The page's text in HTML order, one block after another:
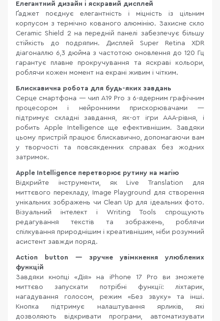
Елегантний дизайн і яскравий дисплей
Ґаджет поєднує елегантність і міцність із цільним
корпусом з термічно кованого алюмінію. Захисне скло
Ceramic Shield 2 на передній панелі забезпечує більшу
стійкість до подряпин. Дисплей Super Retina XDR
діагоналлю 6,3 дюйма з частотою оновлення до 120 Гц
гарантує плавне прокручування та яскраві кольори,
роблячи кожен момент на екрані живим і чітким.
Блискавична робота для будь-яких завдань
Серце смартфона — чип A19 Pro з 6-ядерним графічним
процесором і нейронними прискорювачами —
підтримує складні завдання, як-от ігри AAA-рівня, і
робить Apple Intelligence ще ефективнішим. Завдяки
цьому пристрій працює блискавично, допомагаючи вам
у творчості та повсякденних справах без жодних
затримок.
Apple Intelligence перетворює рутину на магію
Відкрийте інструменти, як Live Translation для
миттєвого перекладу, Image Playground для створення
унікальних зображень чи Clean Up для ідеальних фото.
Візуальний інтелект і Writing Tools спрощують
редагування текстів та зображень, роблячи
спілкування природнішим і креативнішим, ніби розумний
асистент завжди поряд.
Action button — зручне увімкнення улюблених
функцій
Завдяки кнопці «Дія» на iPhone 17 Pro ви зможете
миттєво запускати потрібні функції: ліхтарик,
нагадування голосом, режим «Без звуку» та інші.
Кнопка підтримує налаштування ярликів, які
дозволяють відкривати програми, автоматизувати